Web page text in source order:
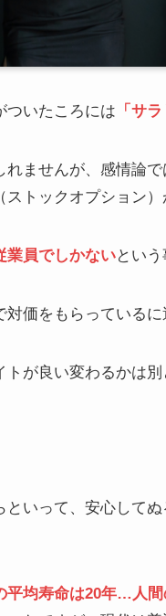
ついたころには 「サ
ませんが、感情論
トックオプション）
業員でしかないという
価をもらっているに
が良い変わるかは
いって、安心して
平均寿命は20年…人